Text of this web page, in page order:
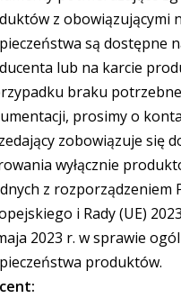
z obowiązującymi
są dostępne
lub na karcie
braku
prosimy o
zobowiązuje się
wyłącznie
z rozporządzeniem
i Rady (UE)
2023 r. w sprawie
produktów.